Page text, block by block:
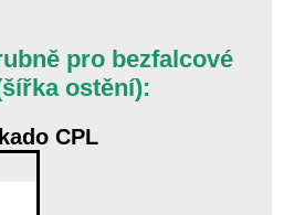
pro bezfalcové
ostění):
CPL